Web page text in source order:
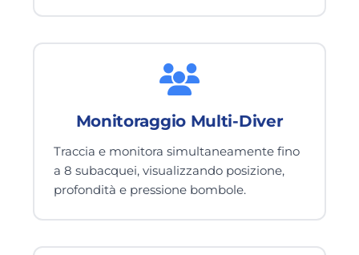
Monitoraggio Multi-Diver
Traccia e monitora simultaneamente fino
a 8 subacquei, visualizzando posizione,
profondità e pressione bombole.